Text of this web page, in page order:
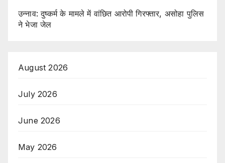
उन्नाव: दुष्कर्म के मामले में वांछित आरोपी गिरफ्तार, असोहा पुलिस
ने भेजा जेल
August 2026
July 2026
June 2026
May 2026